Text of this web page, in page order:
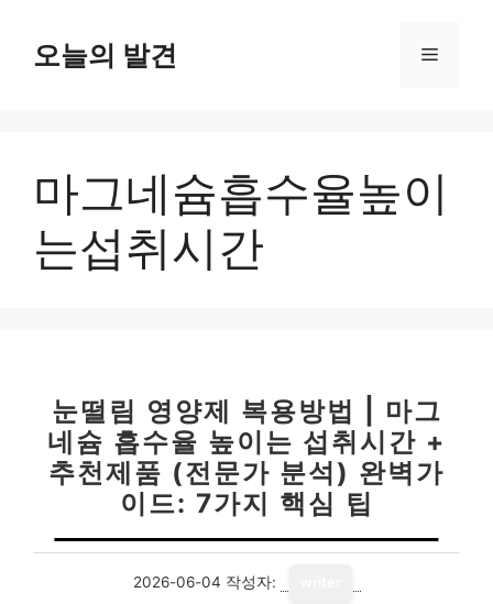
오늘의 발견 메
마그네슘흡수율높이
는섭취시간
눈떨림 영양제 복용방법 | 마그
네슘 흡수율 높이는 섭취시간 +
추천제품 (전문가 분석) 완벽가
이드: 7가지 핵심 팁
2026-06-04 작성자: